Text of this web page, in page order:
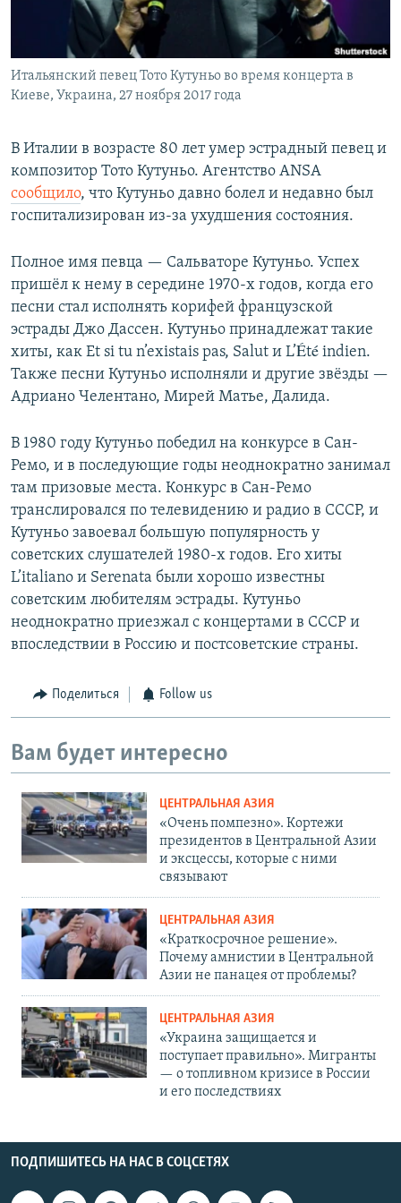
Итальянский певец Тото Кутуньо во время концерта в
Киеве, Украина, 27 ноября 2017 года
В Италии в возрасте 80 лет умер эстрадный певец и
композитор Тото Кутуньо. Агентство ANSA
сообщило, что Кутуньо давно болел и недавно был
госпитализирован из-за ухудшения состояния.
Полное имя певца — Сальваторе Кутуньо. Успех
пришёл к нему в середине 1970-х годов, когда его
песни стал исполнять корифей французской
эстрады Джо Дассен. Кутуньо принадлежат такие
хиты, как Et si tu n’existais pas, Salut и L’Été indien.
Также песни Кутуньо исполняли и другие звёзды —
Адриано Челентано, Мирей Матье, Далида.
В 1980 году Кутуньо победил на конкурсе в Сан-
Ремо, и в последующие годы неоднократно занимал
там призовые места. Конкурс в Сан-Ремо
транслировался по телевидению и радио в СССР, и
Кутуньо завоевал большую популярность у
советских слушателей 1980-х годов. Его хиты
L’italianо и Serenata были хорошо известны
советским любителям эстрады. Кутуньо
неоднократно приезжал с концертами в СССР и
впоследствии в Россию и постсоветские страны.
Поделиться Follow us
Вам будет интересно
ЦЕНТРАЛЬНАЯ АЗИЯ
«Очень помпезно». Кортежи
президентов в Центральной Азии
и эксцессы, которые с ними
связывают
ЦЕНТРАЛЬНАЯ АЗИЯ
«Краткосрочное решение».
Почему амнистии в Центральной
Азии не панацея от проблемы?
ЦЕНТРАЛЬНАЯ АЗИЯ
«Украина защищается и
поступает правильно». Мигранты
— о топливном кризисе в России
и его последствиях
ПОДПИШИТЕСЬ НА НАС В СОЦСЕТЯХ